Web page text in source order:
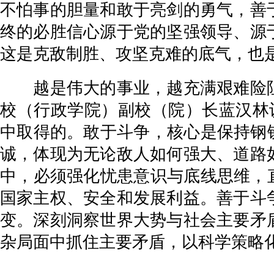
不怕事的胆量和敢于亮剑的勇气，
终的必胜信心源于党的坚强领导、
这是克敌制胜、攻坚克难的底气，也
越是伟大的事业，越充满艰难险
校（行政学院）副校（院）长蓝汉
中取得的。敢于斗争，核心是保持
诚，体现为无论敌人如何强大、道
中，必须强化忧患意识与底线思维
国家主权、安全和发展利益。善于
变。深刻洞察世界大势与社会主要
杂局面中抓住主要矛盾，以科学策略